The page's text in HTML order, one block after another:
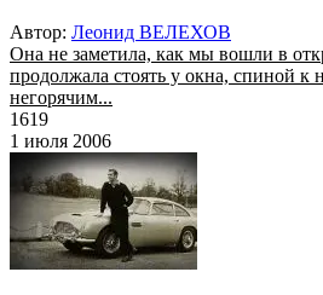
Автор: Леонид ВЕЛЕХОВ
Она не заметила, как мы вошли в
продолжала стоять у окна, спиной к
негорячим...
1619
1 июля 2006